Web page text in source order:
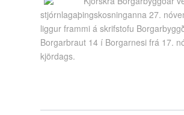
stjórnlagaþingskosninganna 27.
liggur frammi á skrifstofu
Borgarbraut 14 í Borgarnesi frá 17.
kjördags.